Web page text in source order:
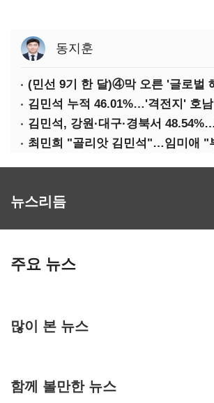
동지훈
김민석, 강원·대구·경북서
뉴스리듬
주요 뉴스
많이 본 뉴스
함께 볼만한 뉴스